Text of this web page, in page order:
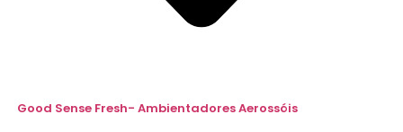
Good Sense Fresh- Ambientadores Aerossóis